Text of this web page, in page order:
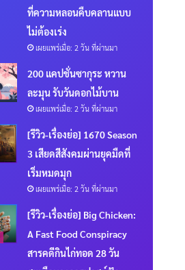
ที่ความหลอนคืบคลานแบบ
ไม่ต้องเร่ง
เผยแพร่เมื่อ: 2 วัน ที่ผ่านมา
200 แคปชั่นซากุระ หวาน
ละมุน รับวันดอกไม้บาน
เผยแพร่เมื่อ: 2 วัน ที่ผ่านมา
[รีวิว-เรื่องย่อ] 1670 Season
3 เสียดสีสังคมผ่านยุคมืดที่
เริ่มหมดมุก
เผยแพร่เมื่อ: 2 วัน ที่ผ่านมา
[รีวิว-เรื่องย่อ] Big Chicken:
A Fast Food Conspiracy
สารคดีกินไก่ทอด 28 วัน